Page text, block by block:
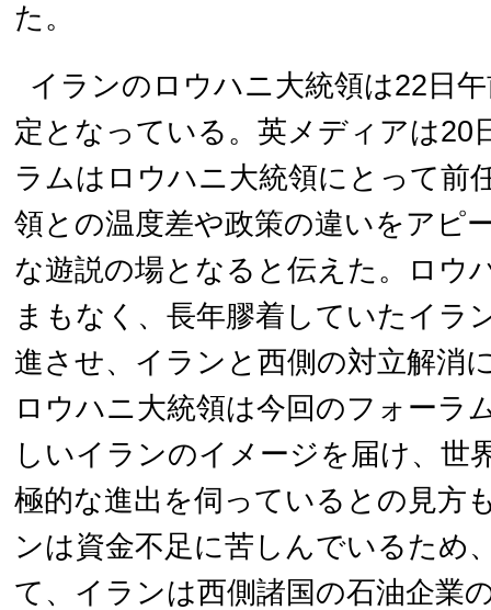
た。
イランのロウハニ大統領は22日
定となっている。英メディアは20
ラムはロウハニ大統領にとって前
領との温度差や政策の違いをアピ
な遊説の場となると伝えた。ロウ
まもなく、長年膠着していたイラ
進させ、イランと西側の対立解消
ロウハニ大統領は今回のフォーラ
しいイランのイメージを届け、世
極的な進出を伺っているとの見方
ンは資金不足に苦しんでいるため
て、イランは西側諸国の石油企業